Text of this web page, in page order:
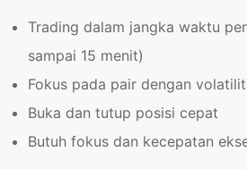
Trading dalam jangka waktu
sampai 15 menit)
Fokus pada pair dengan
Buka dan tutup posisi cepat
Butuh fokus dan kecepatan